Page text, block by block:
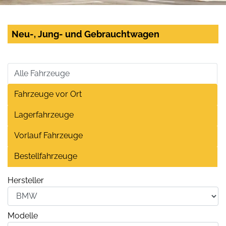
Neu-, Jung- und Gebrauchtwagen
Alle Fahrzeuge
Fahrzeuge vor Ort
Lagerfahrzeuge
Vorlauf Fahrzeuge
Bestellfahrzeuge
Hersteller
Modelle